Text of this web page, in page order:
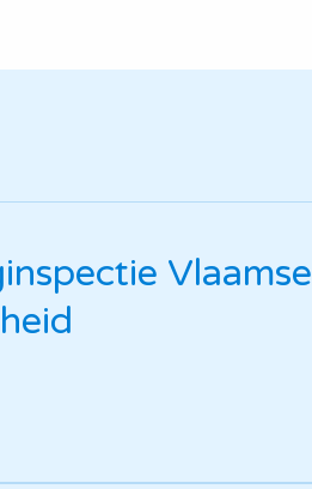
Vlaamse